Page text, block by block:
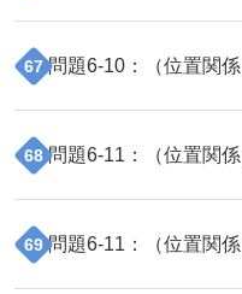
67 問題6-10 ：（位置関係
68 問題6-11 ：（位置関係
69 問題6-11 ：（位置関係